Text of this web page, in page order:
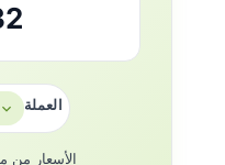
€
العملة
الأسعار من